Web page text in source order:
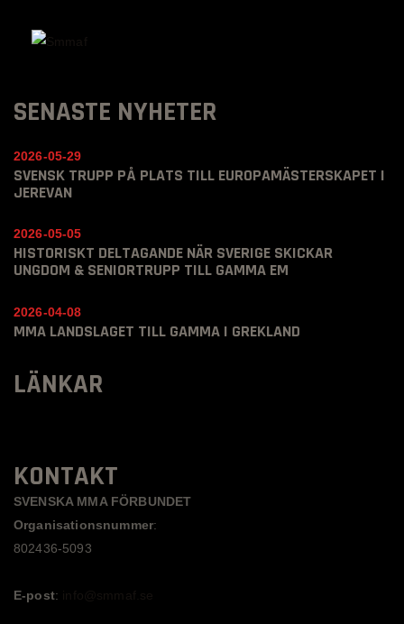
SENASTE NYHETER
SVENSK TRUPP PÅ PLATS TILL EUROPAMÄSTERSKAPET I
JEREVAN
2026-05-29
HISTORISKT DELTAGANDE NÄR SVERIGE SKICKAR
UNGDOM & SENIORTRUPP TILL GAMMA EM
2026-05-05
MMA LANDSLAGET TILL GAMMA I GREKLAND
2026-04-08
LÄNKAR
KONTAKT
SVENSKA MMA FÖRBUNDET
Organisationsnummer:
802436-5093
E-post: